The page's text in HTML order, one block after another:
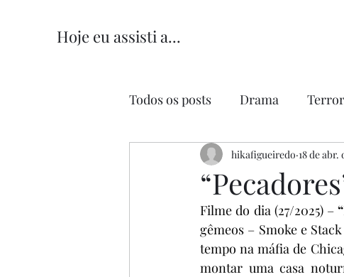
Hoje eu assisti a...
Todos os posts Drama Terror
Comédia Comédia
hikafigueiredo 18 de abr.
Filme do dia (27/2025) –
gêmeos – Smoke e
tempo na máfia de
montar uma casa